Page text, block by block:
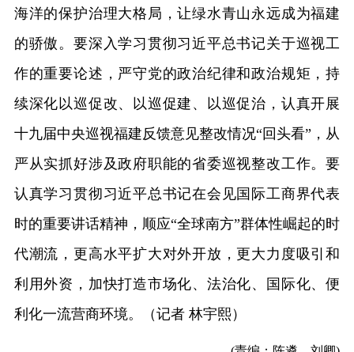
海洋的保护治理大格局，让绿水青山永远成为福建
的骄傲。要深入学习贯彻习近平总书记关于巡视工
作的重要论述，严守党的政治纪律和政治规矩，持
续深化以巡促改、以巡促建、以巡促治，认真开展
十九届中央巡视福建反馈意见整改情况“回头看”，从
严从实抓好涉及政府职能的省委巡视整改工作。要
认真学习贯彻习近平总书记在会见国际工商界代表
时的重要讲话精神，顺应“全球南方”群体性崛起的时
代潮流，更高水平扩大对外开放，更大力度吸引和
利用外资，加快打造市场化、法治化、国际化、便
利化一流营商环境。（记者 林宇熙）